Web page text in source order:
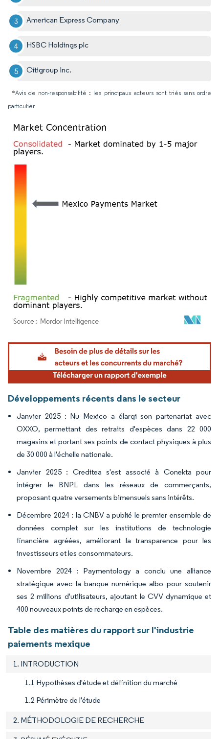
American Express Company
HSBC Holdings plc
Citigroup Inc.
*Avis de non-responsabilité : les principaux acteurs sont triés sans ordre
particulier
Image © Mordor Intelligence. La réutilisation nécessite une attribution sous CC BY
Développements récents dans le secteur
Janvier 2025 : Nu Mexico a élargi son partenariat avec
OXXO, permettant des retraits d'espèces dans 22 000
magasins et portant ses points de contact physiques à plus
de 30 000 à l'échelle nationale.
Janvier 2025 : Creditea s'est associé à Conekta pour
intégrer le BNPL dans les réseaux de commerçants,
proposant quatre versements bimensuels sans intérêts.
Décembre 2024 : la CNBV a publié le premier ensemble de
données complet sur les institutions de technologie
financière agréées, améliorant la transparence pour les
investisseurs et les consommateurs.
Novembre 2024 : Paymentology a conclu une alliance
stratégique avec la banque numérique albo pour soutenir
ses 2 millions d'utilisateurs, ajoutant le CVV dynamique et
400 nouveaux points de recharge en espèces.
Table des matières du rapport sur l'industrie
paiements mexique
1. INTRODUCTION
1.1 Hypothèses d'étude et définition du marché
1.2 Périmètre de l'étude
2. MÉTHODOLOGIE DE RECHERCHE